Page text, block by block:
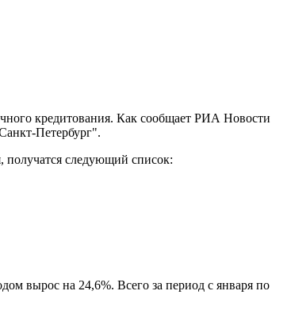
кредитования. Как сообщает РИА Новости
Петербург".
получатся следующий список:
вырос на 24,6%. Всего за период с января по